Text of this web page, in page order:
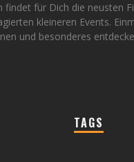
findet für Dich die neusten
kleineren Events.
und besonderes
TAGS